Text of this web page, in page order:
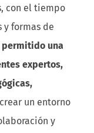
con el tiempo
y formas de
permitido una
expertos,
un entorno
y